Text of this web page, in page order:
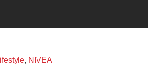
lifestyle, NIVEA